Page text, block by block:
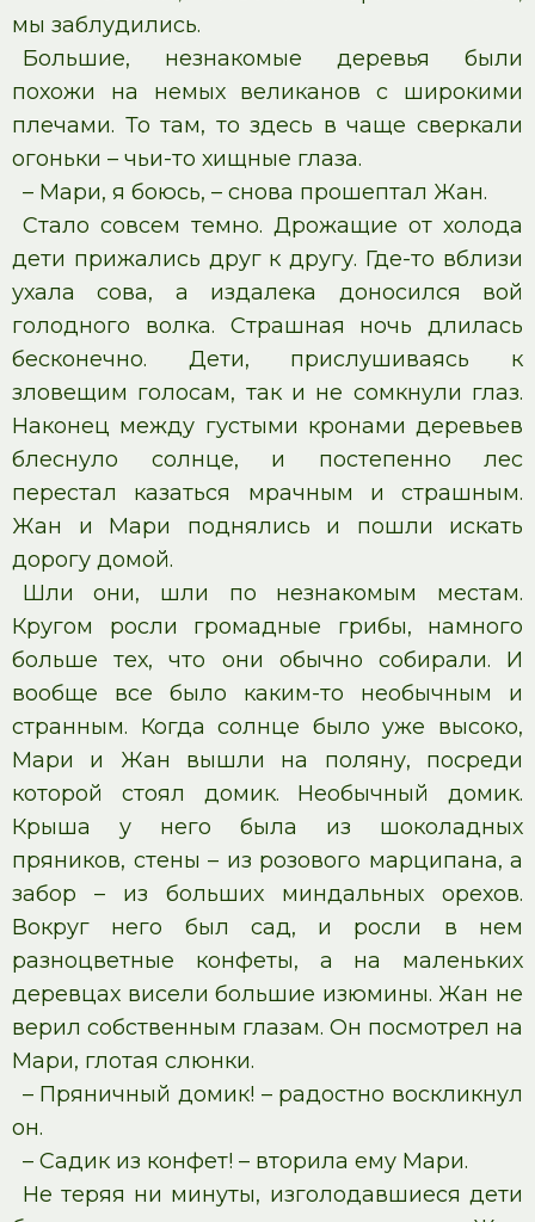
мы заблудились.
Большие, незнакомые деревья были
похожи на немых великанов с широкими
плечами. То там, то здесь в чаще сверкали
огоньки – чьи-то хищные глаза.
– Мари, я боюсь, – снова прошептал Жан.
Стало совсем темно. Дрожащие от холода
дети прижались друг к другу. Где-то вблизи
ухала сова, а издалека доносился вой
голодного волка. Страшная ночь длилась
бесконечно. Дети, прислушиваясь к
зловещим голосам, так и не сомкнули глаз.
Наконец между густыми кронами деревьев
блеснуло солнце, и постепенно лес
перестал казаться мрачным и страшным.
Жан и Мари поднялись и пошли искать
дорогу домой.
Шли они, шли по незнакомым местам.
Кругом росли громадные грибы, намного
больше тех, что они обычно собирали. И
вообще все было каким-то необычным и
странным. Когда солнце было уже высоко,
Мари и Жан вышли на поляну, посреди
которой стоял домик. Необычный домик.
Крыша у него была из шоколадных
пряников, стены – из розового марципана, а
забор – из больших миндальных орехов.
Вокруг него был сад, и росли в нем
разноцветные конфеты, а на маленьких
деревцах висели большие изюмины. Жан не
верил собственным глазам. Он посмотрел на
Мари, глотая слюнки.
– Пряничный домик! – радостно воскликнул
он.
– Садик из конфет! – вторила ему Мари.
Не теряя ни минуты, изголодавшиеся дети